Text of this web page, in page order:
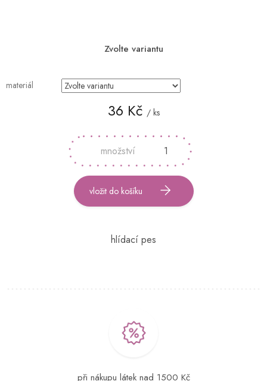
36 Kč / ks
cena:
Zvolte variantu
materiál
vložit do košíku
při nákupu látek nad 1500 Kč